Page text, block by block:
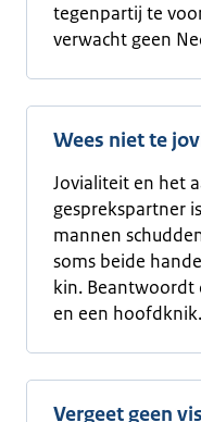
tegenpartij te
verwacht geen
Wees niet te
Jovialiteit en het
gesprekspartner
mannen
soms beide
kin. Beantwoordt
en een hoofdknik.
Vergeet geen